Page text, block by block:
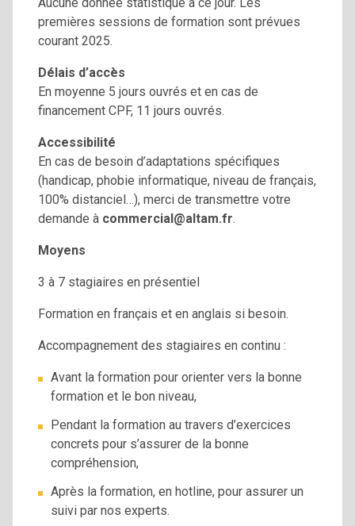
premières sessions de formation sont prévues
courant 2025.
Délais d’accès
En moyenne 5 jours ouvrés et en cas de
financement CPF, 11 jours ouvrés.
Accessibilité
En cas de besoin d’adaptations spécifiques
(handicap, phobie informatique, niveau de français,
100% distanciel…), merci de transmettre votre
demande à commercial@altam.fr.
Moyens
3 à 7 stagiaires en présentiel
Formation en français et en anglais si besoin.
Accompagnement des stagiaires en continu :
Avant la formation pour orienter vers la bonne
formation et le bon niveau,
Pendant la formation au travers d’exercices
concrets pour s’assurer de la bonne
compréhension,
Après la formation, en hotline, pour assurer un
suivi par nos experts.